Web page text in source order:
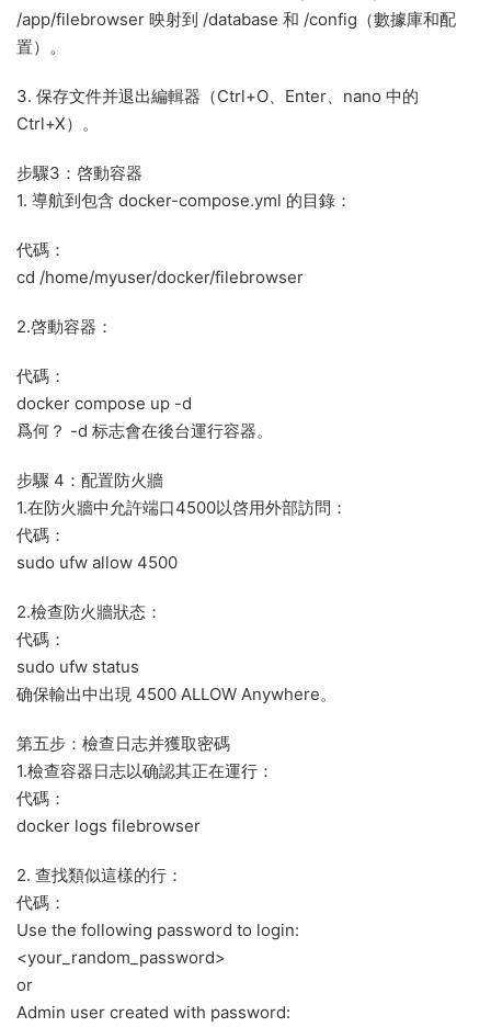
/app/filebrowser 映射到 /database 和 /config（數據庫和配
置）。
3. 保存文件并退出編輯器（Ctrl+O、Enter、nano 中的
Ctrl+X）。
步驟3：啓動容器
1. 導航到包含 docker-compose.yml 的目錄：
代碼：
cd /home/myuser/docker/filebrowser
2.啓動容器：
代碼：
docker compose up -d
爲何？ -d 标志會在後台運行容器。
步驟 4：配置防火牆
1.在防火牆中允許端口4500以啓用外部訪問：
代碼：
sudo ufw allow 4500
2.檢查防火牆狀态：
代碼：
sudo ufw status
确保輸出中出現 4500 ALLOW Anywhere。
第五步：檢查日志并獲取密碼
1.檢查容器日志以确認其正在運行：
代碼：
docker logs filebrowser
2. 查找類似這樣的行：
代碼：
Use the following password to login:
<your_random_password>
or
Admin user created with password: